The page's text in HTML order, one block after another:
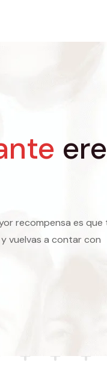
recompensa es que
vuelvas a contar con